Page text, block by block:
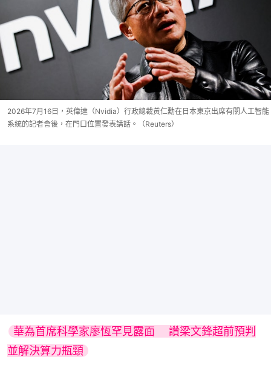
2026年7月16日，英偉達（Nvidia）行政總裁黃仁勳在日本東京出席有關人工智能
系統的記者會後，在門口位置發表講話。（Reuters）
華為首席科學家廖恆罕見露面　 讚梁文鋒超前預判
並解決算力瓶頸